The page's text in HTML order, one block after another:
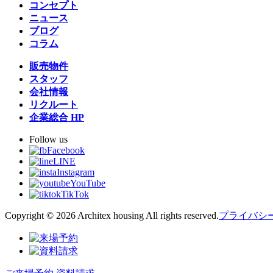
コンセプト
ニュース
ブログ
コラム
販売物件
スタッフ
会社情報
リクルート
企業総合 HP
Follow us
Facebook
LINE
Instagram
YouTube
TikTok
Copyright © 2026 Architex housing All rights reserved.プライバシ